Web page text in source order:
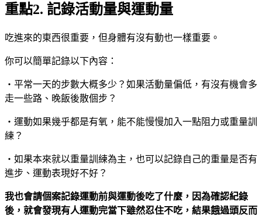
重點2. 記錄活動量與運動量
吃進來的東西很重要，但身體有沒有動也一樣重要。
你可以簡單記錄以下內容：
・平常一天的步數大概多少？如果活動量偏低，有沒有機會多
走一些路、晚飯後散個步？
・運動如果幾乎都是有氧，能不能慢慢加入一點阻力或重量訓
練？
・如果本來就以重量訓練為主，也可以記錄自己的重量是否有
進步、運動表現好不好？
我也會請個案記錄運動前與運動後吃了什麼，因為確認紀錄
後，就會發現有人運動完當下雖然忍住不吃，結果餓過頭反而